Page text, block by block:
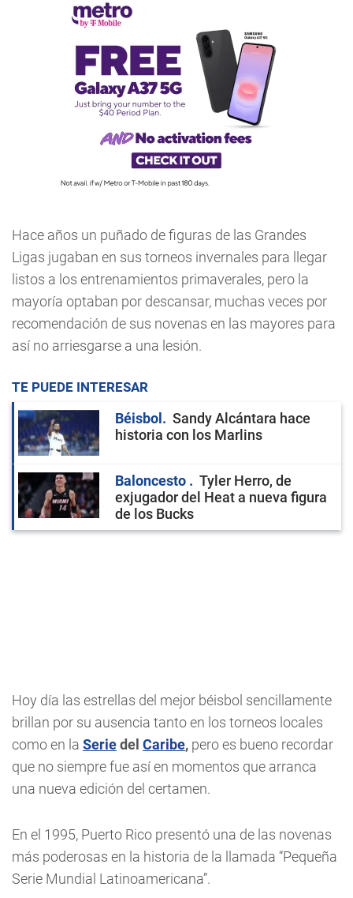
Hace años un puñado de figuras de las Grandes
Ligas jugaban en sus torneos invernales para llegar
listos a los entrenamientos primaverales, pero la
mayoría optaban por descansar, muchas veces por
recomendación de sus novenas en las mayores para
así no arriesgarse a una lesión.
TE PUEDE INTERESAR
Béisbol
Sandy Alcántara hace
historia con los Marlins
Baloncesto
Tyler Herro, de
exjugador del Heat a nueva figura
de los Bucks
Hoy día las estrellas del mejor béisbol sencillamente
brillan por su ausencia tanto en los torneos locales
como en la Seriedel Caribe, pero es bueno recordar
que no siempre fue así en momentos que arranca
una nueva edición del certamen.
En el 1995, Puerto Rico presentó una de las novenas
más poderosas en la historia de la llamada “Pequeña
Serie Mundial Latinoamericana”.